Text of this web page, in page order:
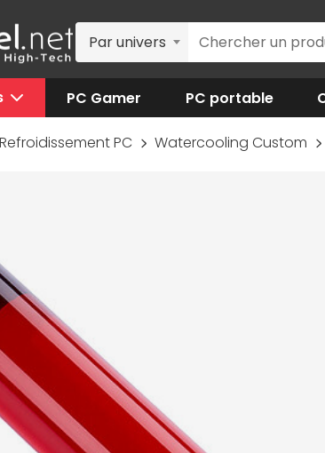
Par univers
PC Gamer PC portable
Refroidissement PC Watercooling Custom